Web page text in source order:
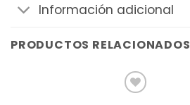
Información adicional
PRODUCTOS RELACIONADOS